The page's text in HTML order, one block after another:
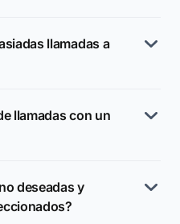
llamadas a
llamadas con un
deseadas y